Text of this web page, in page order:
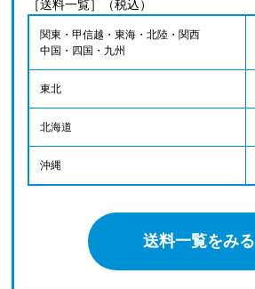
［送料一覧］（税込）
関東・甲信越・東海・北陸・関西
中国・四国・九州
東北
北海道
沖縄
送料一覧をみる